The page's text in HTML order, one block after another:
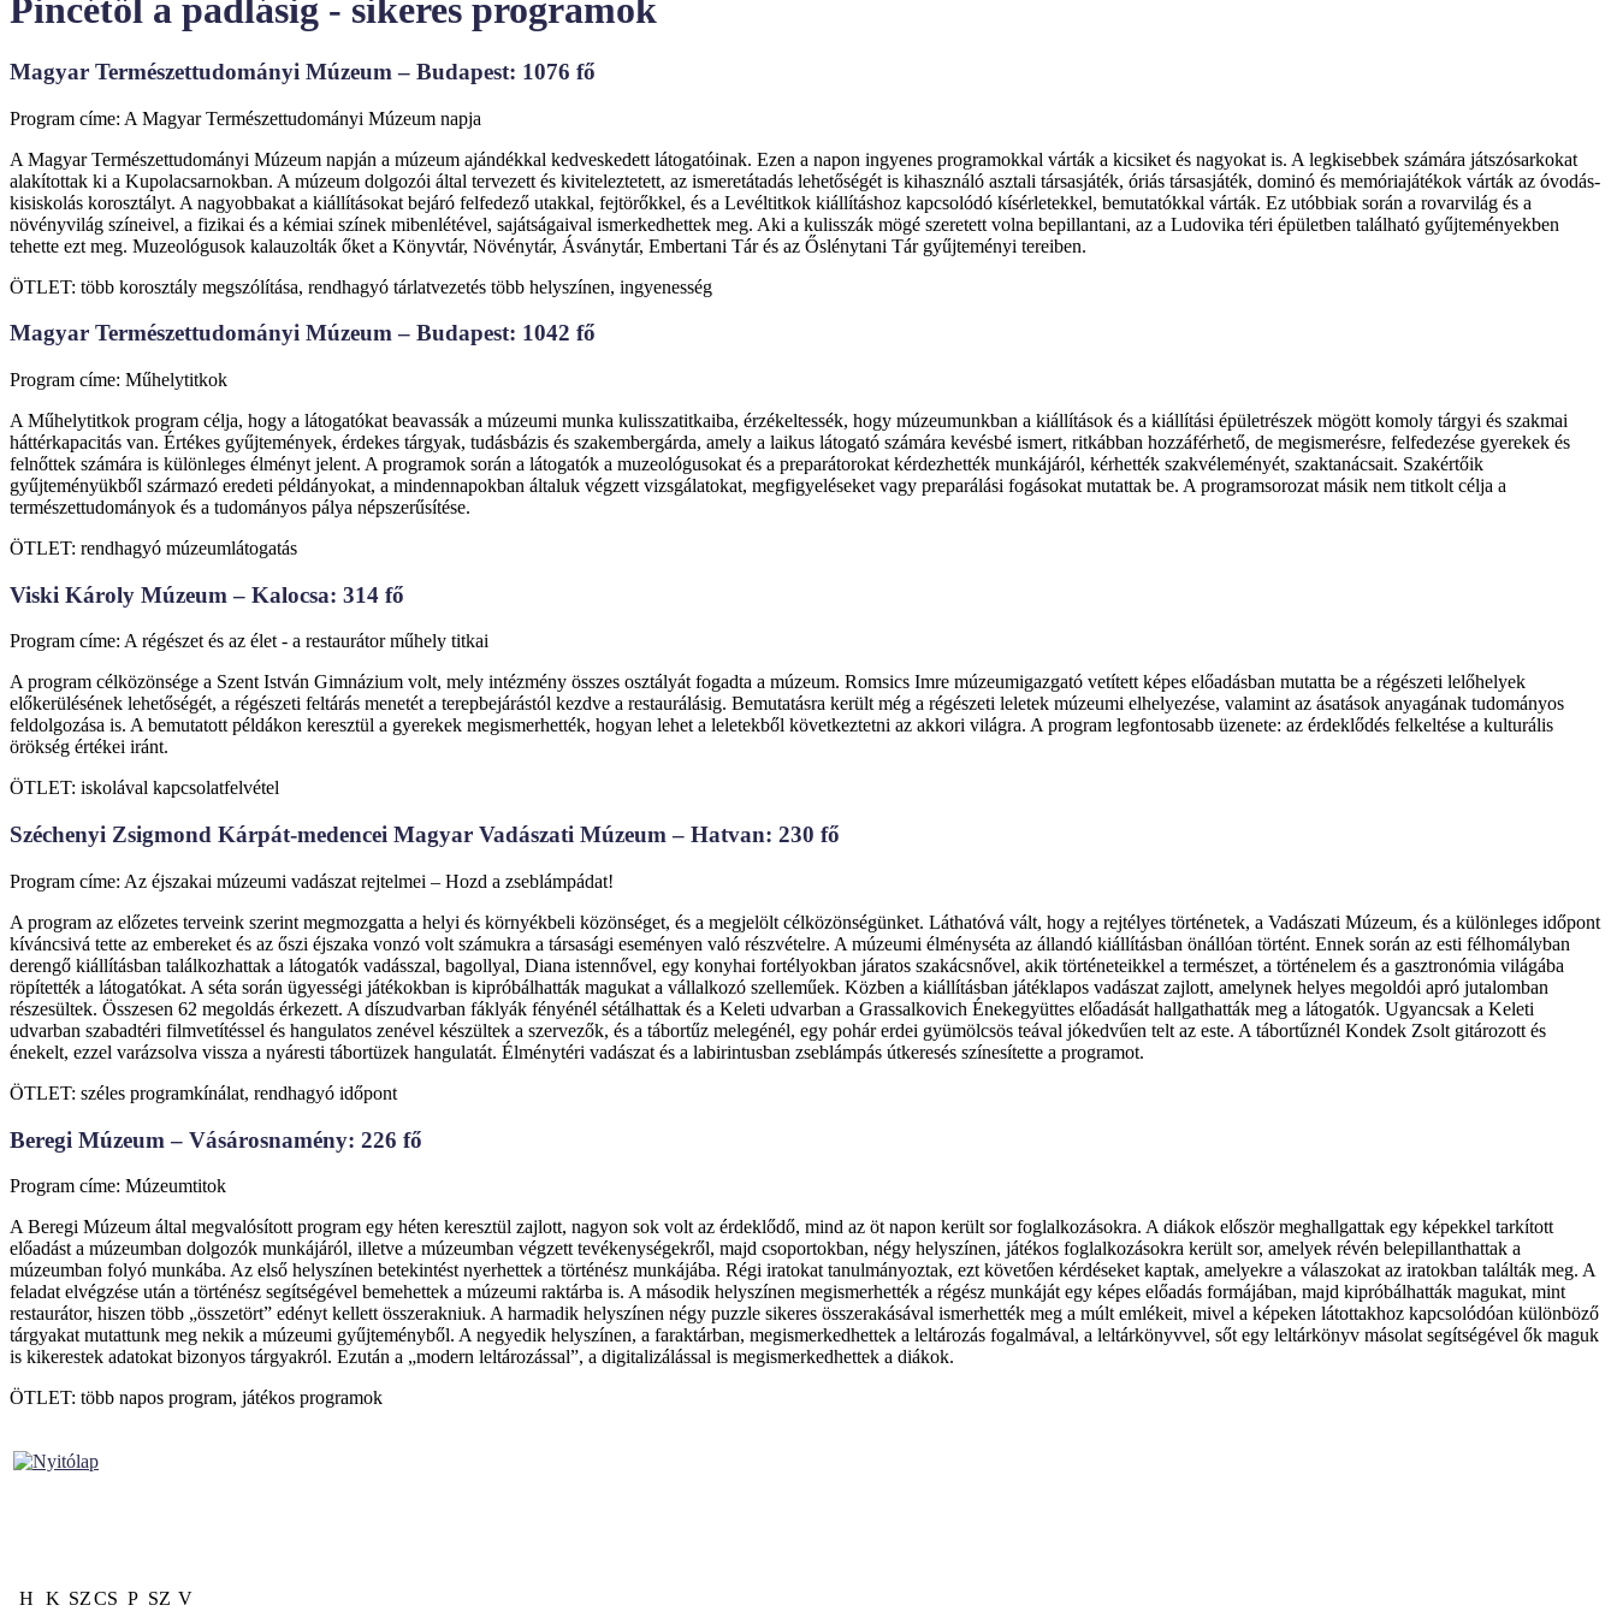
Pincétől a padlásig - sikeres programok
Magyar Természettudományi Múzeum – Budapest: 1076 fő
Program címe: A Magyar Természettudományi Múzeum napja
A Magyar Természettudományi Múzeum napján a múzeum ajándékkal kedveskedett látogatóinak. Ezen a napon ingyenes programokkal várták a kicsiket és nagyokat is. A legkisebbek számára játszósarkokat
alakítottak ki a Kupolacsarnokban. A múzeum dolgozói által tervezett és kiviteleztetett, az ismeretátadás lehetőségét is kihasználó asztali társasjáték, óriás társasjáték, dominó és memóriajátékok várták az óvodás-
kisiskolás korosztályt. A nagyobbakat a kiállításokat bejáró felfedező utakkal, fejtörőkkel, és a Levéltitkok kiállításhoz kapcsolódó kísérletekkel, bemutatókkal várták. Ez utóbbiak során a rovarvilág és a
növényvilág színeivel, a fizikai és a kémiai színek mibenlétével, sajátságaival ismerkedhettek meg. Aki a kulisszák mögé szeretett volna bepillantani, az a Ludovika téri épületben található gyűjteményekben
tehette ezt meg. Muzeológusok kalauzolták őket a Könyvtár, Növénytár, Ásványtár, Embertani Tár és az Őslénytani Tár gyűjteményi tereiben.
ÖTLET: több korosztály megszólítása, rendhagyó tárlatvezetés több helyszínen, ingyenesség
Magyar Természettudományi Múzeum – Budapest: 1042 fő
Program címe: Műhelytitkok
A Műhelytitkok program célja, hogy a látogatókat beavassák a múzeumi munka kulisszatitkaiba, érzékeltessék, hogy múzeumunkban a kiállítások és a kiállítási épületrészek mögött komoly tárgyi és szakmai
háttérkapacitás van. Értékes gyűjtemények, érdekes tárgyak, tudásbázis és szakembergárda, amely a laikus látogató számára kevésbé ismert, ritkábban hozzáférhető, de megismerésre, felfedezése gyerekek és
felnőttek számára is különleges élményt jelent. A programok során a látogatók a muzeológusokat és a preparátorokat kérdezhették munkájáról, kérhették szakvéleményét, szaktanácsait. Szakértőik
gyűjteményükből származó eredeti példányokat, a mindennapokban általuk végzett vizsgálatokat, megfigyeléseket vagy preparálási fogásokat mutattak be. A programsorozat másik nem titkolt célja a
természettudományok és a tudományos pálya népszerűsítése.
ÖTLET: rendhagyó múzeumlátogatás
Viski Károly Múzeum – Kalocsa: 314 fő
Program címe: A régészet és az élet - a restaurátor műhely titkai
A program célközönsége a Szent István Gimnázium volt, mely intézmény összes osztályát fogadta a múzeum. Romsics Imre múzeumigazgató vetített képes előadásban mutatta be a régészeti lelőhelyek
előkerülésének lehetőségét, a régészeti feltárás menetét a terepbejárástól kezdve a restaurálásig. Bemutatásra került még a régészeti leletek múzeumi elhelyezése, valamint az ásatások anyagának tudományos
feldolgozása is. A bemutatott példákon keresztül a gyerekek megismerhették, hogyan lehet a leletekből következtetni az akkori világra. A program legfontosabb üzenete: az érdeklődés felkeltése a kulturális
örökség értékei iránt.
ÖTLET: iskolával kapcsolatfelvétel
Széchenyi Zsigmond Kárpát-medencei Magyar Vadászati Múzeum – Hatvan: 230 fő
Program címe: Az éjszakai múzeumi vadászat rejtelmei – Hozd a zseblámpádat!
A program az előzetes terveink szerint megmozgatta a helyi és környékbeli közönséget, és a megjelölt célközönségünket. Láthatóvá vált, hogy a rejtélyes történetek, a Vadászati Múzeum, és a különleges időpont
kíváncsivá tette az embereket és az őszi éjszaka vonzó volt számukra a társasági eseményen való részvételre. A múzeumi élményséta az állandó kiállításban önállóan történt. Ennek során az esti félhomályban
derengő kiállításban találkozhattak a látogatók vadásszal, bagollyal, Diana istennővel, egy konyhai fortélyokban járatos szakácsnővel, akik történeteikkel a természet, a történelem és a gasztronómia világába
röpítették a látogatókat. A séta során ügyességi játékokban is kipróbálhatták magukat a vállalkozó szelleműek. Közben a kiállításban játéklapos vadászat zajlott, amelynek helyes megoldói apró jutalomban
részesültek. Összesen 62 megoldás érkezett. A díszudvarban fáklyák fényénél sétálhattak és a Keleti udvarban a Grassalkovich Énekegyüttes előadását hallgathatták meg a látogatók. Ugyancsak a Keleti
udvarban szabadtéri filmvetítéssel és hangulatos zenével készültek a szervezők, és a tábortűz melegénél, egy pohár erdei gyümölcsös teával jókedvűen telt az este. A tábortűznél Kondek Zsolt gitározott és
énekelt, ezzel varázsolva vissza a nyáresti tábortüzek hangulatát. Élménytéri vadászat és a labirintusban zseblámpás útkeresés színesítette a programot.
ÖTLET: széles programkínálat, rendhagyó időpont
Beregi Múzeum – Vásárosnamény: 226 fő
Program címe: Múzeumtitok
A Beregi Múzeum által megvalósított program egy héten keresztül zajlott, nagyon sok volt az érdeklődő, mind az öt napon került sor foglalkozásokra. A diákok először meghallgattak egy képekkel tarkított
előadást a múzeumban dolgozók munkájáról, illetve a múzeumban végzett tevékenységekről, majd csoportokban, négy helyszínen, játékos foglalkozásokra került sor, amelyek révén belepillanthattak a
múzeumban folyó munkába. Az első helyszínen betekintést nyerhettek a történész munkájába. Régi iratokat tanulmányoztak, ezt követően kérdéseket kaptak, amelyekre a válaszokat az iratokban találták meg. A
feladat elvégzése után a történész segítségével bemehettek a múzeumi raktárba is. A második helyszínen megismerhették a régész munkáját egy képes előadás formájában, majd kipróbálhatták magukat, mint
restaurátor, hiszen több „összetört” edényt kellett összerakniuk. A harmadik helyszínen négy puzzle sikeres összerakásával ismerhették meg a múlt emlékeit, mivel a képeken látottakhoz kapcsolódóan különböző
tárgyakat mutattunk meg nekik a múzeumi gyűjteményből. A negyedik helyszínen, a faraktárban, megismerkedhettek a leltározás fogalmával, a leltárkönyvvel, sőt egy leltárkönyv másolat segítségével ők maguk
is kikerestek adatokat bizonyos tárgyakról. Ezután a „modern leltározással”, a digitalizálással is megismerkedhettek a diákok.
ÖTLET: több napos program, játékos programok
H K SZCS P SZ V